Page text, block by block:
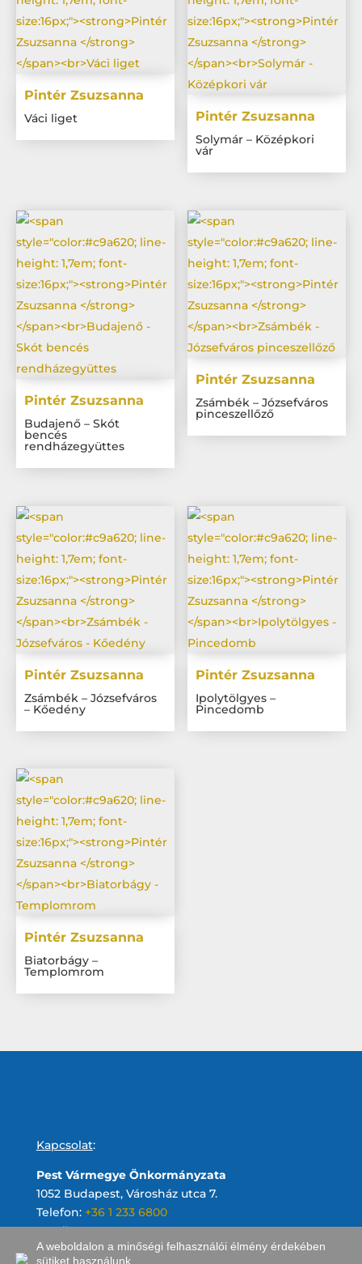
Pintér Zsuzsanna
Váci liget Pintér Zsuzsanna
Solymár – Középkori
vár
Pintér Zsuzsanna
Budajenő – Skót
bencés
rendházegyüttes
Pintér Zsuzsanna
Zsámbék – Józsefváros
pinceszellőző
Pintér Zsuzsanna
Zsámbék – Józsefváros
– Kőedény
Pintér Zsuzsanna
Ipolytölgyes –
Pincedomb
Pintér Zsuzsanna
Biatorbágy –
Templomrom
Kapcsolat:
Pest Vármegye Önkormányzata
1052 Budapest, Városház utca 7.
Telefon: +36 1 233 6800
Email:
A weboldalon a minőségi felhasználói élmény érdekében
sütiket használunk.